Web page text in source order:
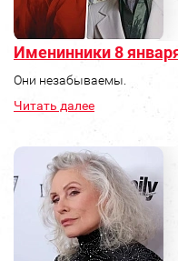
Именинники 8
Они незабываемы.
Читать далее